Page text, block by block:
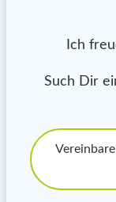
Ich
Such Dir